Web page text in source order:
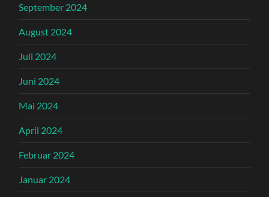
September 2024
August 2024
Juli 2024
Juni 2024
Mai 2024
April 2024
Februar 2024
Januar 2024